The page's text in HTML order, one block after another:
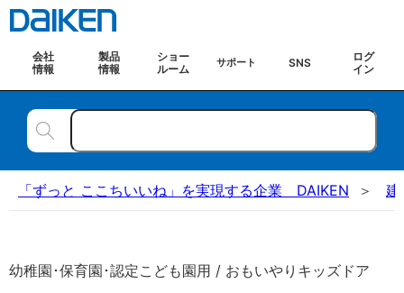
会社
情報
製品
情報
ショー
ルーム
サポート SNS
ログ
イン
「ずっと ここちいいね」を実現する企業 DAIKEN 建
幼稚園･保育園･認定こども園用 / おもいやりキッズドア